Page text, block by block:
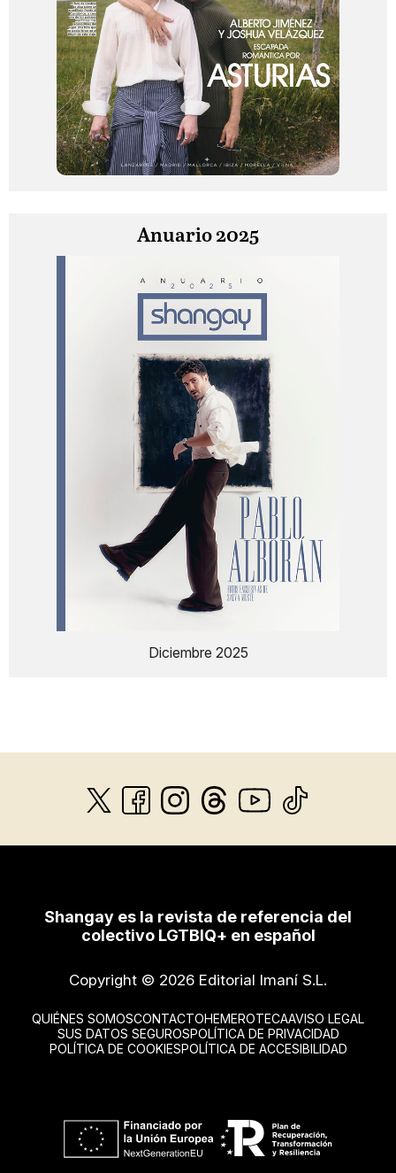
Anuario 2025
Diciembre 2025
Shangay es la revista de referencia del
colectivo LGTBIQ+ en español
Copyright © 2026 Editorial Imaní S.L.
QUIÉNES SOMOSCONTACTOHEMEROTECAAVISO LEGAL
SUS DATOS SEGUROSPOLÍTICA DE PRIVACIDAD
POLÍTICA DE COOKIESPOLÍTICA DE ACCESIBILIDAD